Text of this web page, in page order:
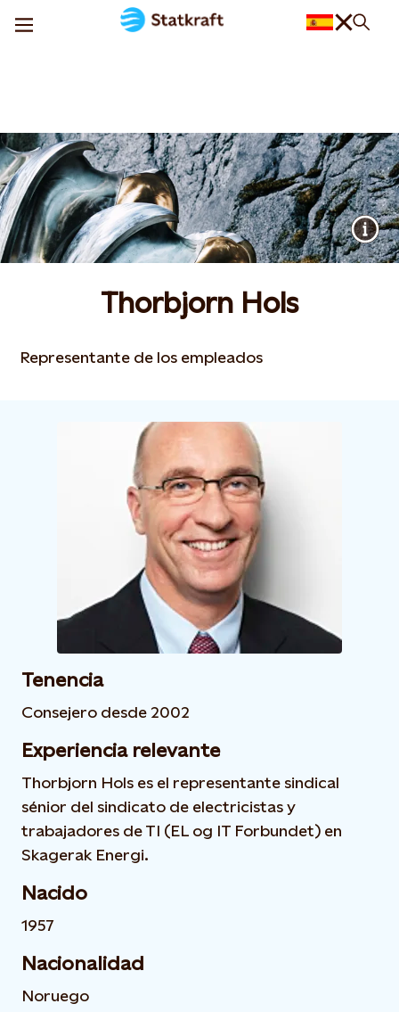
Thorbjorn Hols
Representante de los empleados
Tenencia
Consejero desde 2002
Experiencia relevante
Thorbjorn Hols es el representante sindical
sénior del sindicato de electricistas y
trabajadores de TI (EL og IT Forbundet) en
Skagerak Energi.
Nacido
1957
Nacionalidad
Noruego